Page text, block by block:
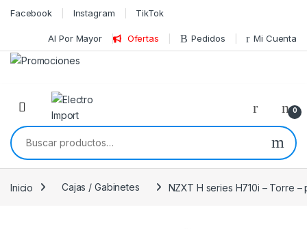
Skip to navigation
Skip to content
Facebook Instagram TikTok
Al Por Mayor Ofertas Pedidos Mi Cuenta
0
Buscar por:
Inicio Cajas / Gabinetes NZXT H series H710i – Torre